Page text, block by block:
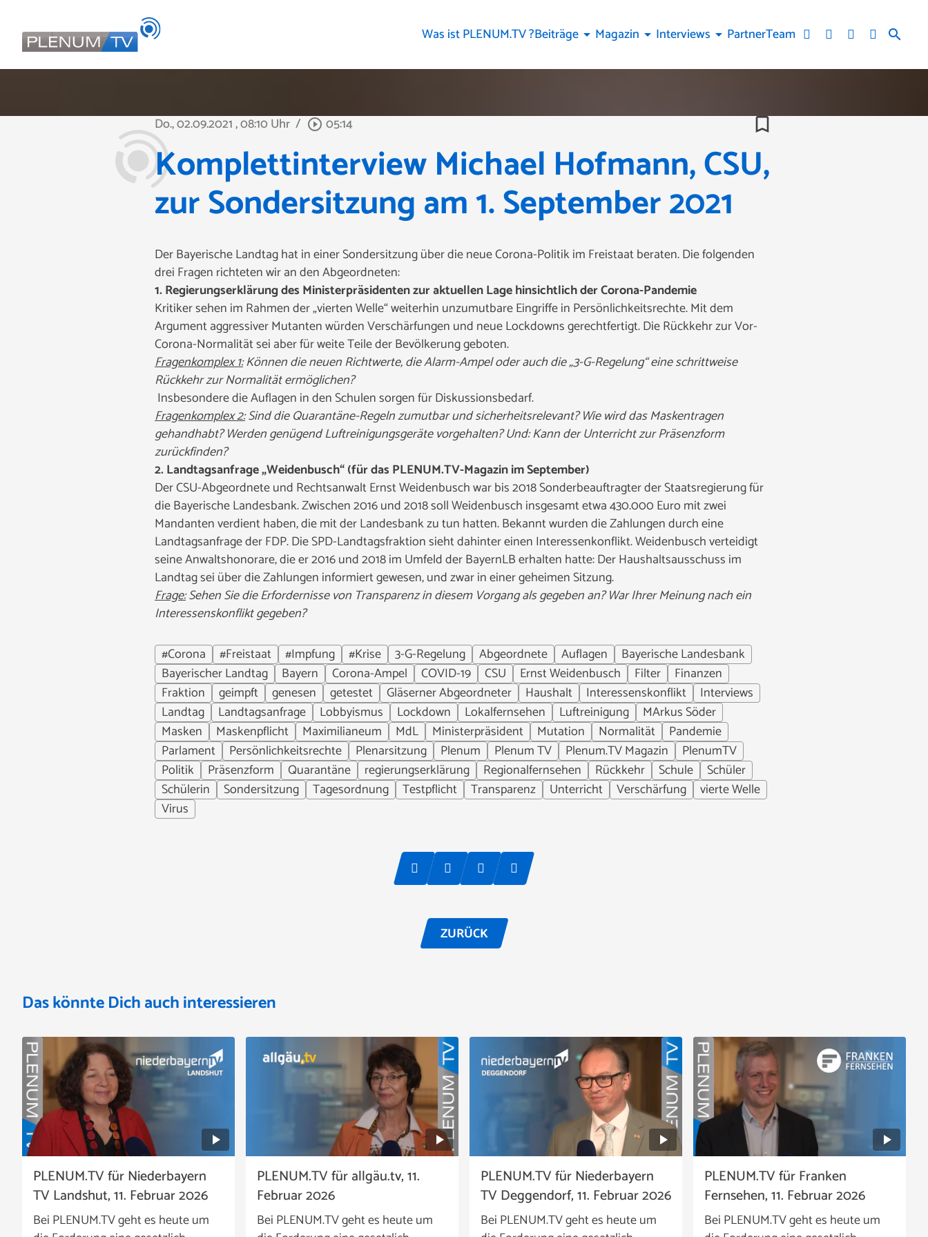
search
Was ist PLENUM.TV ?Beiträge arrow_drop_down Magazin arrow_drop_down Interviews arrow_drop_down PartnerTeam
Do., 02.09.2021, 08:10 Uhr / play_circle_outline 05:14 bookmark_border
Komplettinterview Michael Hofmann, CSU,
zur Sondersitzung am 1. September 2021
Der Bayerische Landtag hat in einer Sondersitzung über die neue Corona-Politik im Freistaat beraten. Die folgenden
drei Fragen richteten wir an den Abgeordneten:
1. Regierungserklärung des Ministerpräsidenten zur aktuellen Lage hinsichtlich der Corona-Pandemie
Kritiker sehen im Rahmen der „vierten Welle“ weiterhin unzumutbare Eingriffe in Persönlichkeitsrechte. Mit dem
Argument aggressiver Mutanten würden Verschärfungen und neue Lockdowns gerechtfertigt. Die Rückkehr zur Vor-
Corona-Normalität sei aber für weite Teile der Bevölkerung geboten.
Fragenkomplex 1:Können die neuen Richtwerte, die Alarm-Ampel oder auch die „3-G-Regelung“ eine schrittweise
Rückkehr zur Normalität ermöglichen?
Insbesondere die Auflagen in den Schulen sorgen für Diskussionsbedarf.
Fragenkomplex 2:Sind die Quarantäne-Regeln zumutbar und sicherheitsrelevant? Wie wird das Maskentragen
gehandhabt? Werden genügend Luftreinigungsgeräte vorgehalten? Und: Kann der Unterricht zur Präsenzform
zurückfinden?
2. Landtagsanfrage „Weidenbusch“ (für das PLENUM.TV-Magazin im September)
Der CSU-Abgeordnete und Rechtsanwalt Ernst Weidenbusch war bis 2018 Sonderbeauftragter der Staatsregierung für
die Bayerische Landesbank. Zwischen 2016 und 2018 soll Weidenbusch insgesamt etwa 430.000 Euro mit zwei
Mandanten verdient haben, die mit der Landesbank zu tun hatten. Bekannt wurden die Zahlungen durch eine
Landtagsanfrage der FDP. Die SPD-Landtagsfraktion sieht dahinter einen Interessenkonflikt. Weidenbusch verteidigt
seine Anwaltshonorare, die er 2016 und 2018 im Umfeld der BayernLB erhalten hatte: Der Haushaltsausschuss im
Landtag sei über die Zahlungen informiert gewesen, und zwar in einer geheimen Sitzung.
Frage:Sehen Sie die Erfordernisse von Transparenz in diesem Vorgang als gegeben an? War Ihrer Meinung nach ein
Interessenskonflikt gegeben?
#Corona
#Freistaat #Impfung #Krise 3-G-Regelung Abgeordnete Auflagen
Bayerische Landesbank
Bayerischer Landtag
Bayern Corona-Ampel COVID-19 CSU Ernst Weidenbusch Filter
Finanzen
Fraktion
geimpft genesen getestet Gläserner Abgeordneter Haushalt Interessenskonflikt
Interviews
Landtag
Landtagsanfrage Lobbyismus Lockdown Lokalfernsehen Luftreinigung
MArkus Söder
Masken
Maskenpflicht Maximilianeum MdL Ministerpräsident Mutation Normalität
Pandemie
Parlament
Persönlichkeitsrechte Plenarsitzung Plenum Plenum TV Plenum.TV Magazin
PlenumTV
Politik
Präsenzform Quarantäne regierungserklärung Regionalfernsehen Rückkehr Schule
Schüler
Schülerin
Sondersitzung Tagesordnung Testpflicht Transparenz Unterricht Verschärfung
vierte Welle
Virus
ZURÜCK
Das könnte Dich auch interessieren
PLENUM.TV für Niederbayern
TV Landshut, 11. Februar 2026
Bei PLENUM.TV geht es heute um
PLENUM.TV für allgäu.tv, 11.
Februar 2026
Bei PLENUM.TV geht es heute um
PLENUM.TV für Niederbayern
TV Deggendorf, 11. Februar 2026
Bei PLENUM.TV geht es heute um
PLENUM.TV für Franken
Fernsehen, 11. Februar 2026
Bei PLENUM.TV geht es heute um